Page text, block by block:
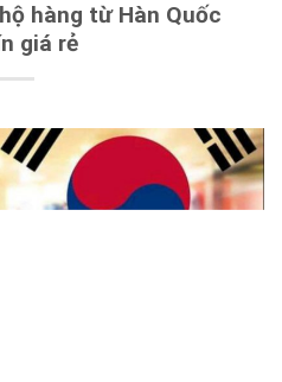
hàng từ Hàn Quốc
giá rẻ